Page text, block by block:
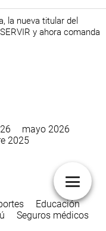
la nueva titular del
y ahora comanda
mayo 2026
2025
Educación
Seguros médicos